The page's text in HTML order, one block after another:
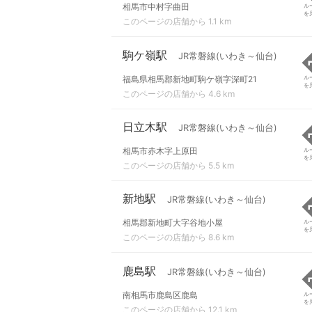
相馬市中村字曲田
このページの店舗から 1.1 km
ル
を
駒ケ嶺駅 JR常磐線(いわき～仙台)
福島県相馬郡新地町駒ケ嶺字深町21
このページの店舗から 4.6 km
ル
を
日立木駅 JR常磐線(いわき～仙台)
相馬市赤木字上原田
このページの店舗から 5.5 km
ル
を
新地駅 JR常磐線(いわき～仙台)
相馬郡新地町大字谷地小屋
このページの店舗から 8.6 km
ル
を
鹿島駅 JR常磐線(いわき～仙台)
南相馬市鹿島区鹿島
このページの店舗から 12.1 km
ル
を